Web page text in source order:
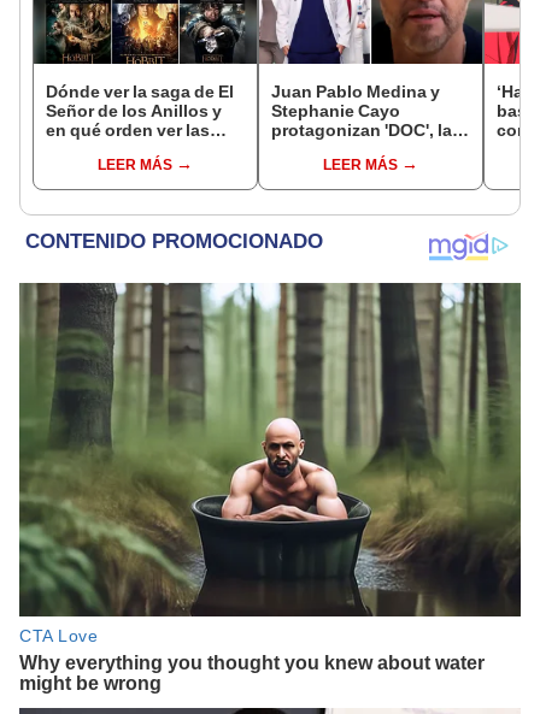
Dónde ver la saga de El
Señor de los Anillos y
en qué orden ver las
LEER MÁS
Juan Pablo Medina y
Stephanie Cayo
protagonizan 'DOC', la
Netflix inspirada en una
historia real
LEER MÁS